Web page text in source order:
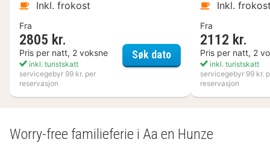
Inkl. frokost
Fra
2805 kr.
Pris per natt, 2 voksne
inkl. turistskatt
servicegebyr 99 kr. per
reservasjon
Søk datoNynäs Havsbad
Inkl.
Fra
2112 kr.
Pris per natt, 2
inkl. turistskatt
servicegebyr 99 kr.
reservasjon
Worry-free familieferie i Aa en Hunze